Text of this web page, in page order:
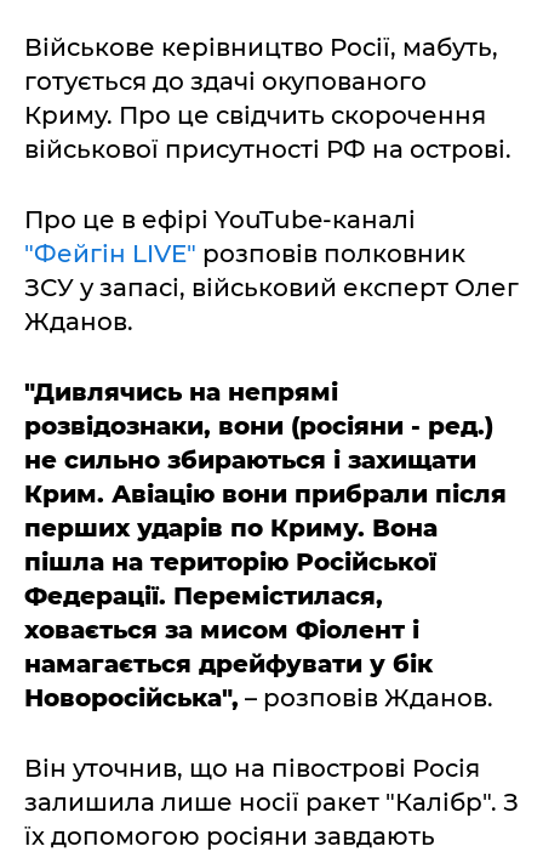
Військове керівництво Росії, мабуть,
готується до здачі окупованого
Криму. Про це свідчить скорочення
військової присутності РФ на острові.
Про це в ефірі YouTube-каналі
"Фейгін LIVE" розповів полковник
ЗСУ у запасі, військовий експерт Олег
Жданов.
"Дивлячись на непрямі
розвідознаки, вони (росіяни - ред.)
не сильно збираються і захищати
Крим. Авіацію вони прибрали після
перших ударів по Криму. Вона
пішла на територію Російської
Федерації. Перемістилася,
ховається за мисом Фіолент і
намагається дрейфувати у бік
Новоросійська", – розповів Жданов.
Він уточнив, що на півострові Росія
залишила лише носії ракет "Калібр". З
їх допомогою росіяни завдають